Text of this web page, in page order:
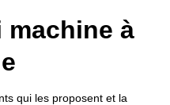
machine à
qui les proposent et la